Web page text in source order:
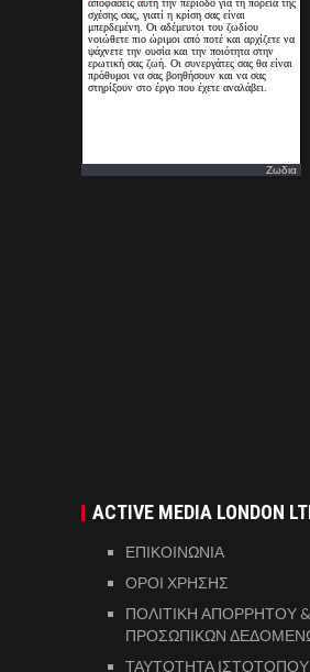
Ζωδια
ACTIVE MEDIA LONDON
ΕΠΙΚΟΙΝΩΝΙΑ
ΟΡΟΙ ΧΡΗΣΗΣ
ΠΟΛΙΤΙΚΗ ΑΠΟΡΡΗΤΟΥ
ΠΡΟΣΩΠΙΚΩΝ
ΤΑΥΤΟΤΗΤΑ ΙΣΤΟΤΟΠΟΥ